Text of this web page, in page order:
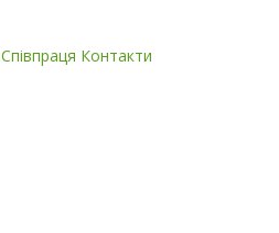
Співпраця Контакти